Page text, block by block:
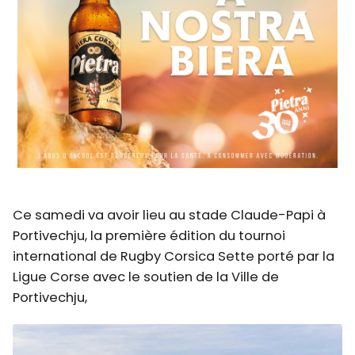
Ce samedi va avoir lieu au stade Claude-Papi à
Portivechju, la première édition du tournoi
international de Rugby Corsica Sette porté par la
Ligue Corse avec le soutien de la Ville de
Portivechju,